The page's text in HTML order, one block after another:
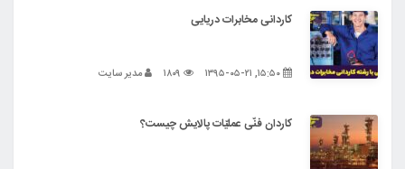
کاردانی مخابرات دریایی
مدیر سایت
کاردان فنّی عملیّات پالایش چیست؟